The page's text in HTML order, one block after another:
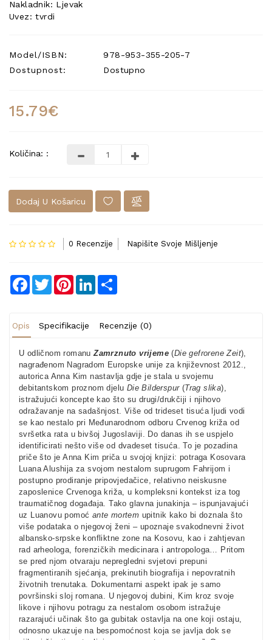
Nakladnik: Ljevak
Uvez: tvrdi
Model/ISBN:
978-953-355-205-7
Dostupnost:
Dostupno
15.79€
Količina: :
Dodaj U Košaricu
0 Recenzije Napišite Svoje Mišljenje
Facebook
TwitterPinterestLinkedIn
Opis Specifikacije Recenzije (0)
U odličnom romanuZamrznuto vrijeme (Die gefrorene Zeit),
nagrađenom Nagradom Europske unije za književnost 2012.,
autorica Anna Kim nastavlja gdje je stala u svojemu
debitantskom proznom djelu Die Bilderspur(Trag slika),
istražujući koncepte kao što su drugi/drukčiji i njihovo
odražavanje na sadašnjost. Više od trideset tisuća ljudi vodi
se kao nestalo pri Međunarodnom odboru Crvenog križa od
svršetka rata u bivšoj Jugoslaviji. Do danas ih se uspjelo
identificirati nešto više od dvadeset tisuća. To je pozadina
priče što je Anna Kim priča u svojoj knjizi: potraga Kosovara
Luana Alushija za svojom nestalom suprugom Fahrijom i
postupno prodiranje pripovjedačice, relativno neiskusne
zaposlenice Crvenoga križa, u kompleksni kontekst iza tog
traumatičnog događaja. Tako glavna junakinja – ispunjavajući
uz Luanovu pomoć ante mortem upitnik kako bi doznala što
više podataka o njegovoj ženi – upoznaje svakodnevni život
albansko-srpske konfliktne zone na Kosovu, kao i zahtjevan
rad arheologa, forenzičkih medicinara i antropologa… Pritom
se pred njom otvaraju nepregledni svjetovi prepuni
fragmentiranih sjećanja, prekinutih biografija i nepovratnih
životnih trenutaka. Dokumentarni aspekt ipak je samo
površinski sloj romana. U njegovoj dubini, Kim kroz svoje
likove i njihovu potragu za nestalom osobom istražuje
razarajući učinak što ga gubitak ostavlja na one koji ostaju,
odnosno ukazuje na bespomoćnost koja se javlja dok se